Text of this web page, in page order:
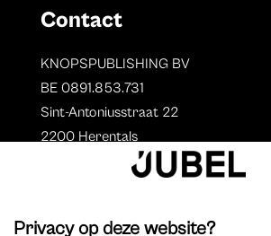
Contact
KNOPSPUBLISHING BV
BE 0891.853.731
Sint-Antoniusstraat 22
2200 Herentals
Auteurs